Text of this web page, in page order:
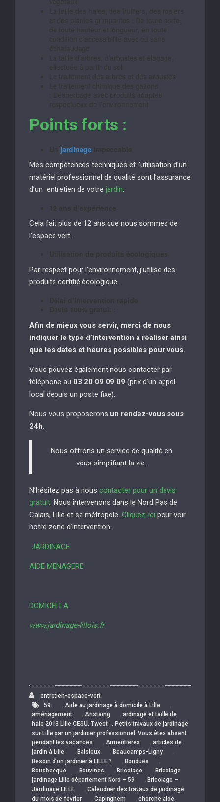
Points forts :
jardinage
Mes compétences techniques et l’utilisation d’un
matériel professionnel de qualité sont l’assurance
d’un entretien de votre jardin.
Cela fait plus de 12 ans que nous sommes de
l’espace vert.
Par respect pour l’environnement, j’utilise des
produits certifié écologique.
Afin de mieux vous servir, merci de nous
indiquer le type d’intervention à réaliser ainsi
que les dates et heures possibles pour vous.
Vous pouvez également nous contacter par
téléphone au 03 20 09 09 09 (prix d’un appel
local depuis un poste fixe).
Nous vous proposerons un rendez-vous sous
24h.
Nous offrons un service de qualité en
vous simplifiant la vie.
N’hésitez pas à nous contacter pour un devis
gratuit. Nous intervenons dans le Nord Pas de
Calais, Lille et sa métropole. Cliquez-ici pour voir
notre zone d’intervention.
JARDINAGE
AIDE MENAGERE
DOMICELLA
www.jardinage-lillois.fr
entretien-espace-vert
59.
, Aide au jardinage à domicile à Lille ,
aménagement , Anstaing , ardinage et taille de
haie 2013 Lille CESU. Tweet … Petits travaux de jardinage
sur Lille par un jardinier professionnel. Vous êtes absent
pendant les vacances
, Armentières , articles de
jardin à Lille
, Baisieux , Beaucamps-Ligny ,
Besoin d’un jardinier à LILLE ? , Bondues ,
Bousbecque , Bouvines , Bricolage , Bricolage
jardinage Lille département Nord – 59
, Bricolage –
Jardinage LILLE
, Calendrier des travaux de jardinage
du mois de février
, Capinghem , cherche aide